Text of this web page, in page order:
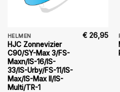
HELMEN
HJC Zonnevizier
C90/SY-Max 3/FS-
Maxn/IS-16/IS-
33/IS-Urby/FS-11/IS-
Max/IS-Max II/IS-
Multi/TR-1
€ 26,95